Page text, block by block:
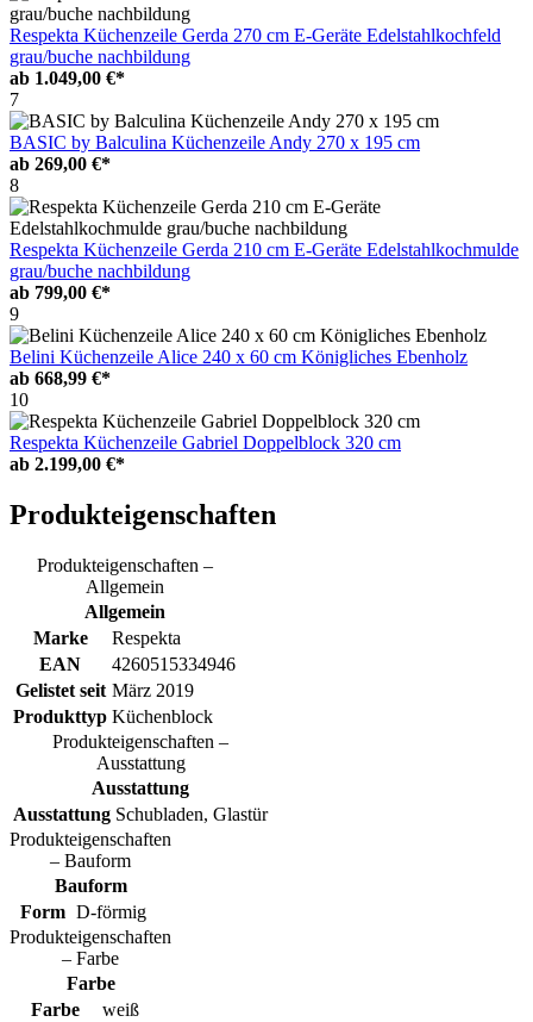
Respekta Küchenzeile Gerda 270 cm E-Geräte Edelstahlkochfeld
grau/buche nachbildung
ab 1.049,00 €*
7
BASIC by Balculina Küchenzeile Andy 270 x 195 cm
ab 269,00 €*
8
Respekta Küchenzeile Gerda 210 cm E-Geräte Edelstahlkochmulde
grau/buche nachbildung
ab 799,00 €*
9
Belini Küchenzeile Alice 240 x 60 cm Königliches Ebenholz
ab 668,99 €*
10
Respekta Küchenzeile Gabriel Doppelblock 320 cm
ab 2.199,00 €*
Produkteigenschaften
Produkteigenschaften –
Allgemein
Allgemein
Marke
Respekta
EAN
4260515334946
Gelistet seit März 2019
Produkttyp Küchenblock
Produkteigenschaften –
Ausstattung
Ausstattung
Ausstattung Schubladen, Glastür
Produkteigenschaften
– Bauform
Bauform
Form D-förmig
Produkteigenschaften
– Farbe
Farbe
Farbe
weiß